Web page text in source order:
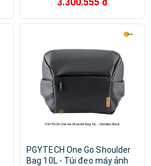
PGYTECH One Go Shoulder
Bag 10L - Túi đeo máy ảnh